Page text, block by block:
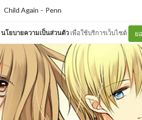
นโยบายความเป็นส่วนตัว เพื่อใช้บริการเว็บไซต์ ย
Child Again – Penn